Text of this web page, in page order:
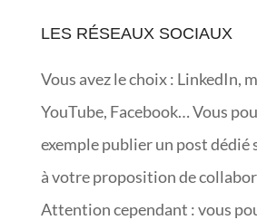
LES RÉSEAUX SOCIAUX
Vous avez le choix : LinkedIn,
YouTube, Facebook… Vous
exemple publier un post dédié
à votre proposition de
Attention cependant : vous